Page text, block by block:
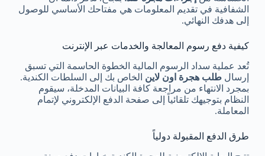
الشفافية في تقديم المعلومات هي مفتاحك الأساسي للوصول
إلى هدفك النهائي.
كيفية دفع رسوم المعالجة والخدمات عبر الإنترنت
تُعد عملية سداد الرسوم المالية الخطوة الحاسمة التي تسبق
إرسال طلب هجرة اون لاين الخاص بك إلى السلطات الكندية.
بمجرد الانتهاء من مراجعة كافة البيانات المدخلة، سيقوم
النظام بتوجيهك تلقائياً إلى صفحة الدفع الإلكتروني لإتمام
المعاملة.
طرق الدفع المقبولة دولياً